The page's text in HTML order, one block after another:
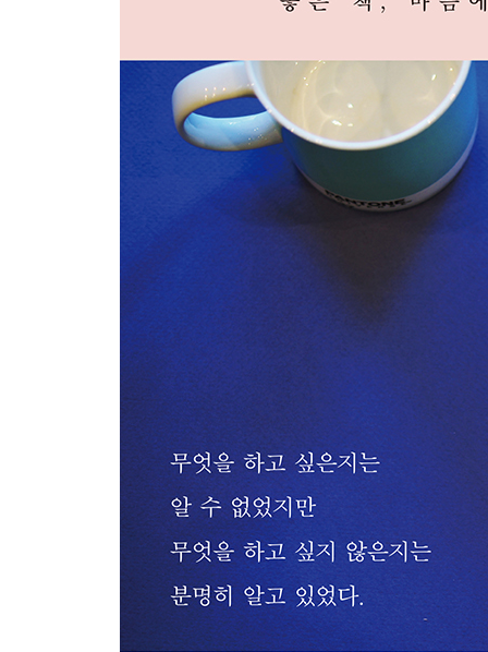
독자 195
싱글의 현재
보케 226
꿈 233
연령 240
싱글 246
후기 254
문고판 후기 259
해설 이토 히로미 263
옮긴이의 말 269